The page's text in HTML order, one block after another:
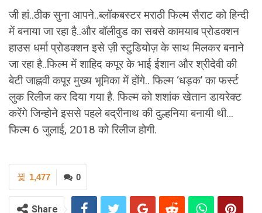
जी हां..ठीक सुना आपने..ब्लॉकबस्टर मराठी फिल्म सैराट को हिन्दी
में बनाया जा रहा है..और बॉलीवुड का सबसे कामयाब प्रोडक्शन
हाउस धर्मा प्रोडक्शन इसे ज़ी स्टुडियोज़ के साथ मिलकर बनाने
जा रहा है..फिल्म में शाहिद कपूर के भाई ईशान और श्रीदेवी की
बेटी जाह्नवी कपूर मुख्य भूमिका में होंगे.. फिल्म ‘धड़क’ का फर्स्ट
लुक रिलीज कर दिया गया है. फिल्म को शशांक खेतान डायरेक्ट
करेंगे जिन्होने इससे पहले बद्रीनाथ की दुल्हनिया बनायी थी…
फिल्म 6 जुलाई, 2018 को रिलीज होगी.
0
1,477
Share